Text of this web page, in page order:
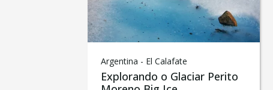
Argentina - El Calafate
Explorando o Glaciar Perito